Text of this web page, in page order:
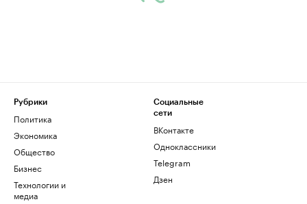
Рубрики
Политика
Экономика
Общество
Бизнес
Технологии и
медиа
Социальные
сети
ВКонтакте
Одноклассники
Telegram
Дзен